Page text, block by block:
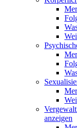
anzeigen